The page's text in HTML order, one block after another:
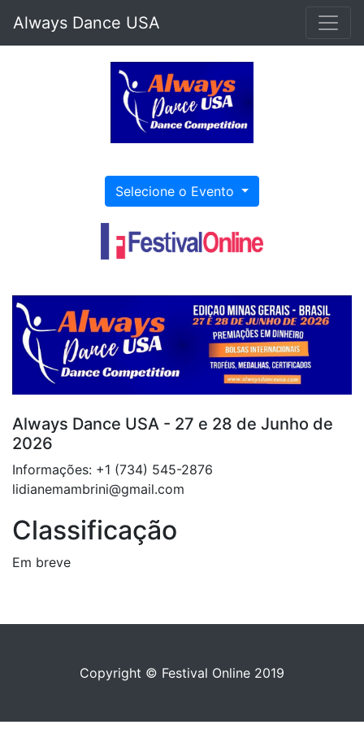
Always Dance USA
Selecione o Evento
Always Dance USA - 27 e 28 de Junho de
2026
Informações: +1 (734) 545-2876
lidianemambrini@gmail.com
Classificação
Em breve
Copyright © Festival Online 2019